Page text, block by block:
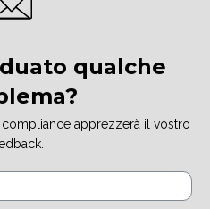
qualche
apprezzerà il vostro